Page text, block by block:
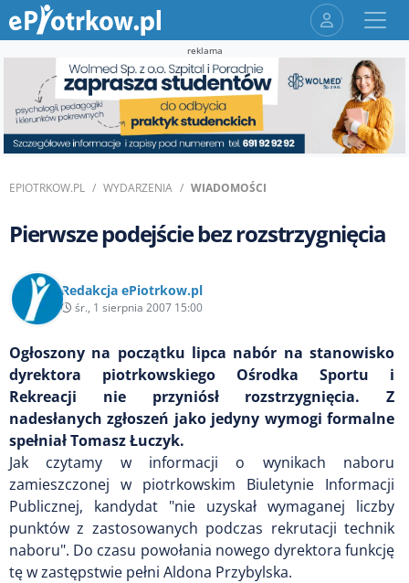
reklama
EPIOTRKOW.PL WYDARZENIA WIADOMOŚCI
Pierwsze podejście bez rozstrzygnięcia
Redakcja ePiotrkow.pl
śr., 1 sierpnia 2007 15:00
Ogłoszony na początku lipca nabór na stanowisko
dyrektora piotrkowskiego Ośrodka Sportu i
Rekreacji nie przyniósł rozstrzygnięcia. Z
nadesłanych zgłoszeń jako jedyny wymogi formalne
spełniał Tomasz Łuczyk.
Jak czytamy w informacji o wynikach naboru
zamieszczonej w piotrkowskim Biuletynie Informacji
Publicznej, kandydat "nie uzyskał wymaganej liczby
punktów z zastosowanych podczas rekrutacji technik
naboru". Do czasu powołania nowego dyrektora funkcję
tę w zastępstwie pełni Aldona Przybylska.